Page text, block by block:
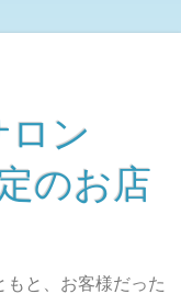
ン
のお店
と、お客様だった